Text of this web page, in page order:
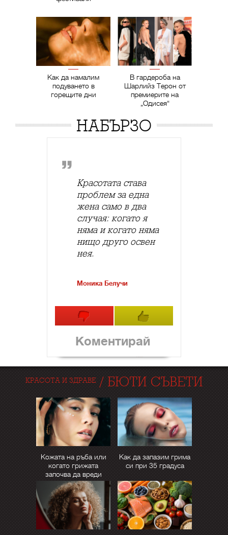
Как да намалим
подуването в
горещите дни
В гардероба на
Шарлийз Терон от
премиерите на
„Одисея“
НАБЪРЗО
Красотата става
проблем за една
жена само в два
случая: когато я
няма и когато няма
нищо друго освен
нея.
Моника Белучи
Коментирай
КРАСОТА И ЗДРАВЕ/ БЮТИ СЪВЕТИ
Кожата на ръба или
когато грижата
започва да вреди
Как да запазим грима
си при 35 градуса